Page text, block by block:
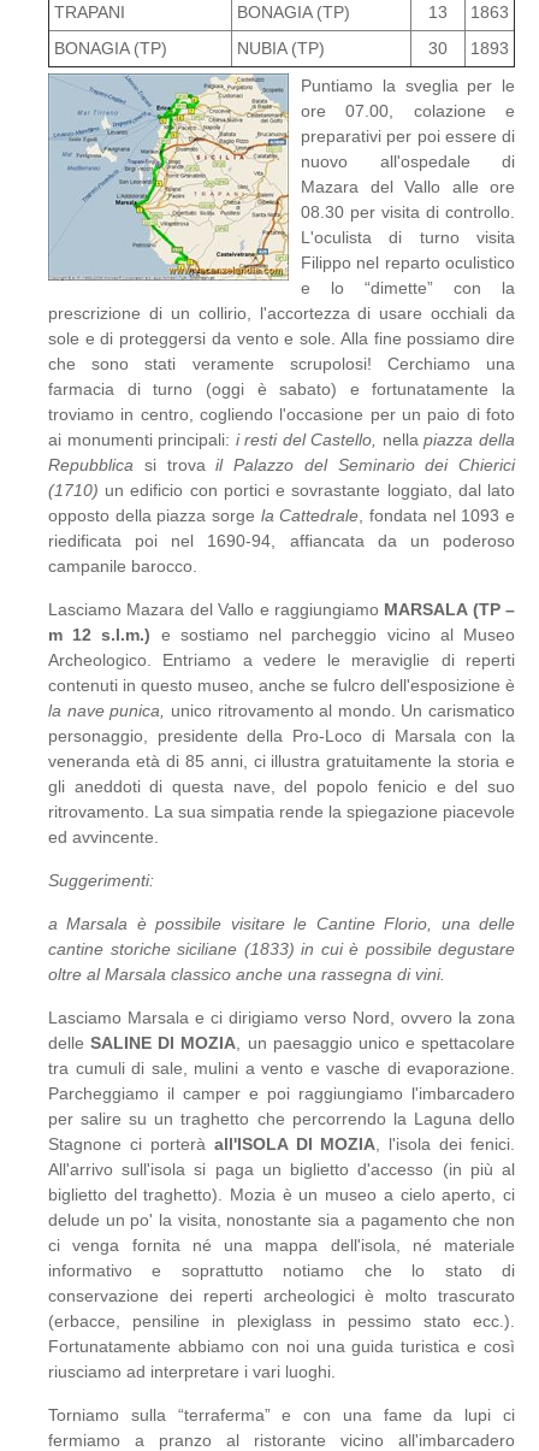
TRAPANI BONAGIA (TP) 13
1863
BONAGIA (TP)
NUBIA (TP) 30
1893
Puntiamo la sveglia per le
ore 07.00, colazione e
preparativi per poi essere di
nuovo all'ospedale di
Mazara del Vallo alle ore
08.30 per visita di controllo.
L'oculista di turno visita
Filippo nel reparto oculistico
e lo “dimette” con la
prescrizione di un collirio, l'accortezza di usare occhiali da
sole e di proteggersi da vento e sole. Alla fine possiamo dire
che sono stati veramente scrupolosi! Cerchiamo una
farmacia di turno (oggi è sabato) e fortunatamente la
troviamo in centro, cogliendo l'occasione per un paio di foto
ai monumenti principali: i resti del Castello, nellapiazza della
Repubblica si trovail Palazzo del Seminario dei Chierici
(1710) un edificio con portici e sovrastante loggiato, dal lato
opposto della piazza sorge la Cattedrale , fondata nel 1093 e
riedificata poi nel 1690-94, affiancata da un poderoso
campanile barocco.
Lasciamo Mazara del Vallo e raggiungiamo MARSALA (TP –
m 12 s.l.m.) e sostiamo nel parcheggio vicino al Museo
Archeologico. Entriamo a vedere le meraviglie di reperti
contenuti in questo museo, anche se fulcro dell'esposizione è
la nave punica,
unico ritrovamento al mondo. Un carismatico
personaggio, presidente della Pro-Loco di Marsala con la
veneranda età di 85 anni, ci illustra gratuitamente la storia e
gli aneddoti di questa nave, del popolo fenicio e del suo
ritrovamento. La sua simpatia rende la spiegazione piacevole
ed avvincente.
Suggerimenti:
a Marsala è possibile visitarele Cantine Florio , una delle
cantine storiche siciliane (1833) in cui è possibile degustare
oltre al Marsala classico anche una rassegna di vini.
Lasciamo Marsala e ci dirigiamo verso Nord, ovvero la zona
delleSALINE DI MOZIA , un paesaggio unico e spettacolare
tra cumuli di sale, mulini a vento e vasche di evaporazione.
Parcheggiamo il camper e poi raggiungiamo l'imbarcadero
per salire su un traghetto che percorrendo la Laguna dello
Stagnone ci porterà all'ISOLA DI MOZIA , l'isola dei fenici.
All'arrivo sull'isola si paga un biglietto d'accesso (in più al
biglietto del traghetto). Mozia è un museo a cielo aperto, ci
delude un po' la visita, nonostante sia a pagamento che non
ci venga fornita né una mappa dell'isola, né materiale
informativo e soprattutto notiamo che lo stato di
conservazione dei reperti archeologici è molto trascurato
(erbacce, pensiline in plexiglass in pessimo stato ecc.).
Fortunatamente abbiamo con noi una guida turistica e così
riusciamo ad interpretare i vari luoghi.
Torniamo sulla “terraferma” e con una fame da lupi ci
fermiamo a pranzo al ristorante vicino all'imbarcadero